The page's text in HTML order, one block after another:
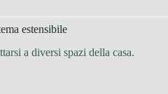
estensibile
a diversi spazi della casa.